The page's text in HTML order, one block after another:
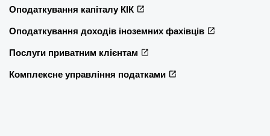
Оподаткування капіталу КІК
Оподаткування доходів іноземних фахівців
Послуги приватним клієнтам
Комплексне управління податками